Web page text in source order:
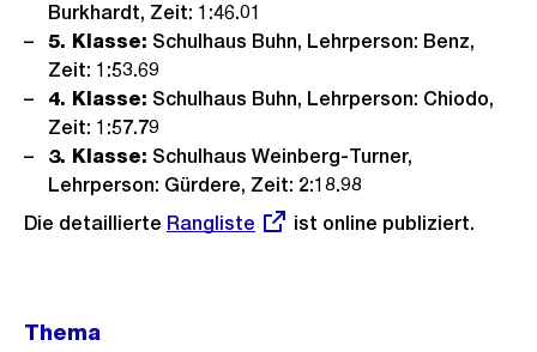
Burkhardt, Zeit: 1:46.01
5. Klasse: Schulhaus Buhn, Lehrperson: Benz,
Zeit: 1:53.69
4. Klasse: Schulhaus Buhn, Lehrperson: Chiodo,
Zeit: 1:57.79
3. Klasse: Schulhaus Weinberg-Turner,
Lehrperson: Gürdere, Zeit: 2:18.98
Die detaillierte Externer
Rangliste ist online publiziert.
Thema